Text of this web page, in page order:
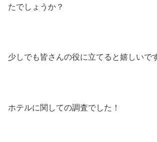
たでしょうか？
少しでも皆さんの役に立てると嬉しいで
ホテルに関しての調査でした！